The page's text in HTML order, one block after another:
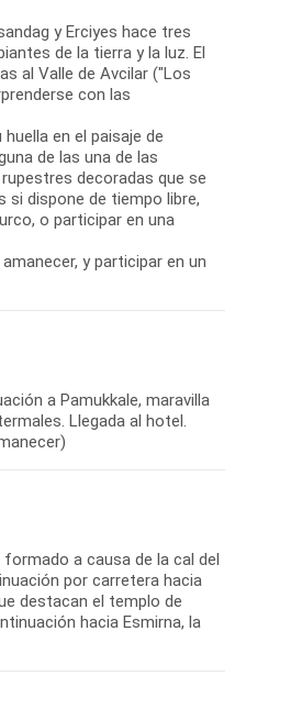
y Erciyes hace tres
de la tierra y la luz. El
al Valle de Avcilar ("Los
con las
en el paisaje de
de las una de las
decoradas que se
si dispone de tiempo libre,
o participar en una
y participar en un
a Pamukkale, maravilla
Llegada al hotel.
a causa de la cal del
por carretera hacia
destacan el templo de
hacia Esmirna, la